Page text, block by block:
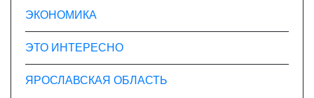
ЭКОНОМИКА
ЭТО ИНТЕРЕСНО
ЯРОСЛАВСКАЯ ОБЛАСТЬ